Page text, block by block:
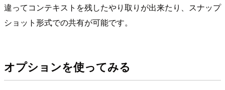
違ってコンテキストを残したやり取りが出来たり、スナップ
ショット形式での共有が可能です。
オプションを使ってみる